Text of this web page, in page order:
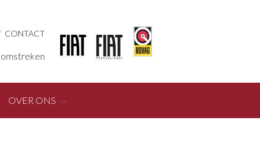
CONTACT
OVER ONS